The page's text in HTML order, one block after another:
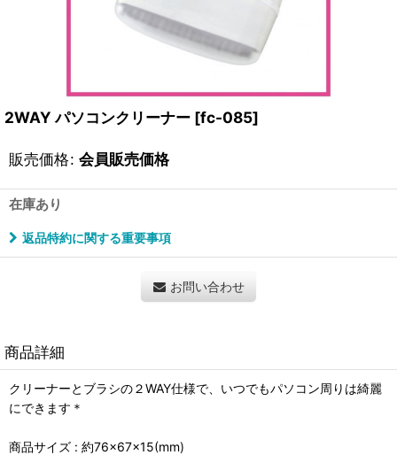
2WAY パソコンクリーナー [fc-085]
販売価格: 会員販売価格
在庫あり
返品特約に関する重要事項
お問い合わせ
商品詳細
クリーナーとブラシの２WAY仕様で、いつでもパソコン周りは綺麗
にできます＊
商品サイズ : 約76×67×15(mm)